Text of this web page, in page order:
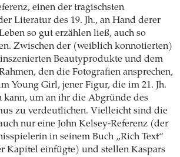
einen der tragischsten
Literatur des 19. Jh., an Hand derer
so gut erzählen ließ, auch so
Zwischen der (weiblich konnotierten)
Beautyprodukte und dem
den die Fotografien ansprechen,
Young Girl, jener Figur, die im 21. Jh.
kann, um an ihr die Abgründe des
zu verdeutlichen. Vielleicht sind die
nur eine John Kelsey-Referenz (der
in seinem Buch „Rich Text“
Kapitel einfügte) und stellen Kaspars